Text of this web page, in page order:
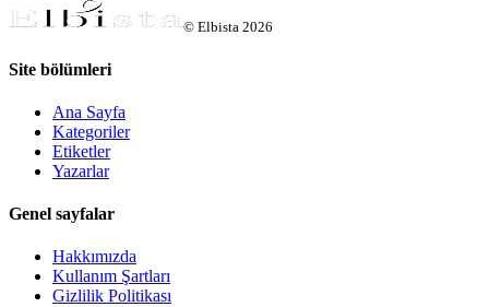
© Elbista 2026
Site bölümleri
Ana Sayfa
Kategoriler
Etiketler
Yazarlar
Genel sayfalar
Hakkımızda
Kullanım Şartları
Gizlilik Politikası